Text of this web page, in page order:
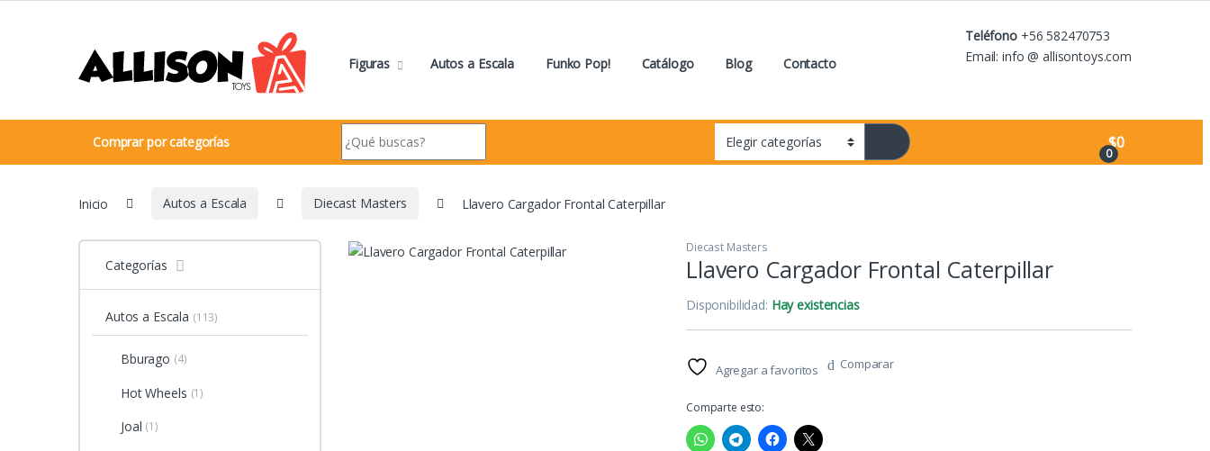
Figuras Autos a Escala Funko Pop! Catálogo Blog Contacto
Teléfono+56 582470753
Email: info @ allisontoys.com
Comprar por categorías
Search for:
0
$0
Inicio Autos a Escala Diecast Masters Llavero Cargador Frontal Caterpillar
Diecast Masters
Llavero Cargador Frontal Caterpillar
Disponibilidad: Hay existencias
Agregar a favoritos Comparar
Comparte esto:
Categorías
Autos a Escala (113)
Bburago (4)
Hot Wheels (1)
Joal (1)